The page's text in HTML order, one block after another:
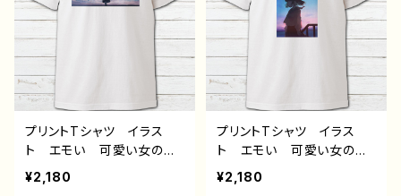
イン コラボ タイトル： つ
るせpattern36 作：つる
anami B-2
プリントTシャツ イラス
ト エモい 可愛い女の
子 かわいい おしゃれ
服 JK 女子高校生 セ
¥2,180
プリントTシャツ イラス
ト エモい 可愛い女の
子 かわいい おしゃれ
服 JK 女子高校生 セ
¥2,180